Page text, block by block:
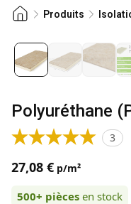
Produits
Polyuréthane
3
27,08 € p/m²
500+ pièces en stock